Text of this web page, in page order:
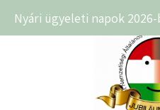
Nyári ügyeleti napok 2026-